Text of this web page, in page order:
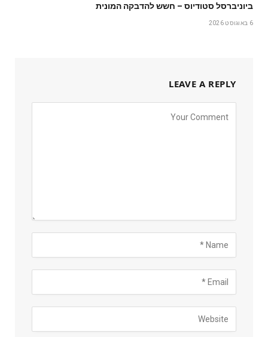
ביוניברסל סטודיוס – חשש להדבקה המונית
6 באוגוסט 2026
LEAVE A REPLY